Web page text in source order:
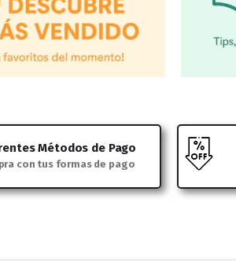
Métodos de Pago
con tus formas de pago